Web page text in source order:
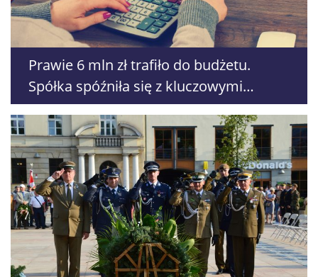
Prawie 6 mln zł trafiło do budżetu.
Spółka spóźniła się z kluczowymi
oświadczeniami